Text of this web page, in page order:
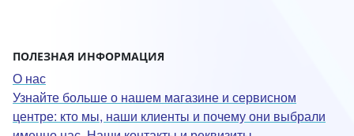
ПОЛЕЗНАЯ ИНФОРМАЦИЯ
О нас
Узнайте больше о нашем магазине и сервисном
центре: кто мы, наши клиенты и почему они выбрали